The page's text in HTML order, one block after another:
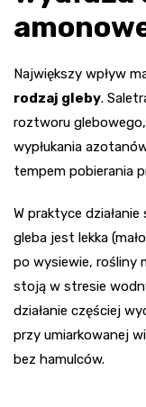
Największy wpływ
rodzaj gleby.
roztworu
wypłukania
tempem pobierania
W praktyce
gleba jest lekka
po wysiewie, rośliny
stoją w stresie
działanie częściej
przy umiarkowanej
bez hamulców.